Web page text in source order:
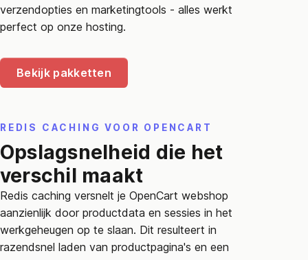
verzendopties en marketingtools - alles werkt
perfect op onze hosting.
Bekijk pakketten
REDIS CACHING VOOR OPENCART
Opslagsnelheid die het
verschil maakt
Redis caching versnelt je OpenCart webshop
aanzienlijk door productdata en sessies in het
werkgeheugen op te slaan. Dit resulteert in
razendsnel laden van productpagina's en een